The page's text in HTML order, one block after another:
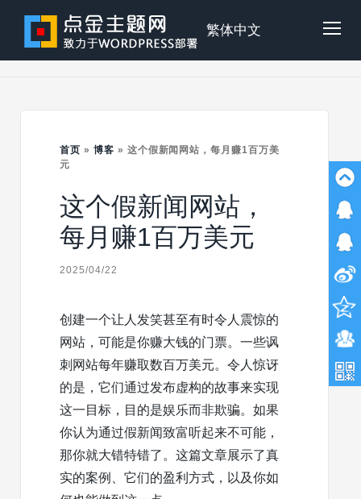
content
点
主
题
繁体中文
首页 » 博客 » 这个假新闻网站，每月赚1百万美
元
这个假新闻网站，
每月赚1百万美元
2025/04/22
创建一个让人发笑甚至有时令人震惊的
网站，可能是你赚大钱的门票。一些讽
刺网站每年赚取数百万美元。令人惊讶
的是，它们通过发布虚构的故事来实现
这一目标，目的是娱乐而非欺骗。如果
你认为通过假新闻致富听起来不可能，
那你就大错特错了。这篇文章展示了真
实的案例、它们的盈利方式，以及你如